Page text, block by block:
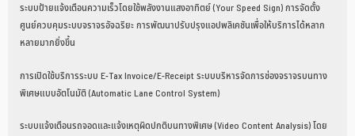
ระบบป้ายแจ้งเตือนความเร็วโดยใช้พลังงานแสงอาทิตย์ (Your Speed Sign) การจัดตั้ง
ศูนย์ควบคุมระบบจราจรอัจฉริยะ การพัฒนาปรับปรุงแอปพลิเคชันเพื่อให้บริการได้หลาก
หลายมากยิ่งขึ้น
การเปิดใช้บริการระบบ E-Tax Invoice/E-Receipt ระบบบริหารจัดการช่องจราจรบนทาง
พิเศษแบบอัตโนมัติ (Automatic Lane Control System)
ระบบแจ้งเตือนรถจอดและแจ้งเหตุผิดปกติบนทางพิเศษ (Video Content Analysis) โดย